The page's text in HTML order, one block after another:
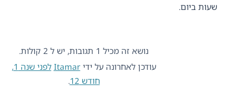
שעות ביום.
נושא זה מכיל 1 תגובות, יש ל 2 קולות.
עודכן לאחרונה על ידיItamar
לפני שנה 1,
חודש 12
.